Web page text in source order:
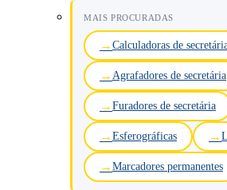
MAIS PROCURADAS
Calculadoras de
Agrafadores de secretária
Furadores de secretária
Esferográficas
Marcadores permanentes